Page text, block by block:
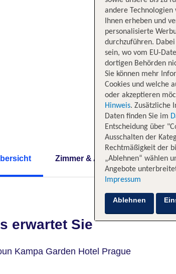
Zimmer & Angebote
erwartet Sie
Kampa Garden Hotel Prague
andere Technologien
Ihnen erheben und
personalisierte
durchzuführen.
sein, wo vom EU-
dortigen Behörden
Sie können mehr
Cookies und welche
oder akzeptieren
Hinweis. Zusätzliche
Daten finden Sie im
Entscheidung über
Ausschalten der
Rechtmäßigkeit der
„Ablehnen“ wählen
Angebote
Impressum
Ablehnen